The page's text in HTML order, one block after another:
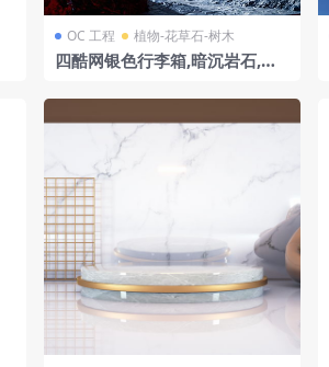
OC 工程 植物-花草石-树木
四酷网银色行李箱,暗沉岩石,星